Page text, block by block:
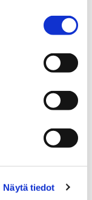
Näytä tiedot